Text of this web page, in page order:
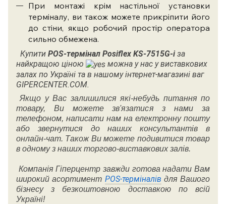
При монтажі крім настільної установки
терміналу, ви також можете прикріпити його
до стіни, якщо робочий простір оператора
сильно обмежена.
Купити POS-термінал Posiflex KS-7515G-iза
найкращою ціною
можна у нас у виставкових
залах по Україні та в нашому інтернет-магазині ваг
GIPERCENTER.COM.
Якщо у Вас залишилися які-небудь питання по
товару, Ви можете зв'язатися з нами за
телефоном, написати нам на електронну пошту
або звернутися до наших консультантів в
онлайн-чат. Також Ви можете подивитися товар
в одному з наших торгово-виставкових залів.
Компанія Гіперцентр завжди готова надати Вам
широкий асортимент POS-терміналів для Вашого
бізнесу з безкоштовною доставкою по всій
Україні!